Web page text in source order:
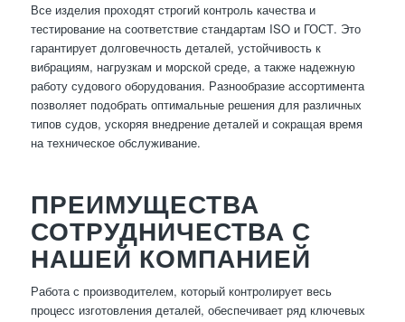
Все изделия проходят строгий контроль качества и
тестирование на соответствие стандартам ISO и ГОСТ. Это
гарантирует долговечность деталей, устойчивость к
вибрациям, нагрузкам и морской среде, а также надежную
работу судового оборудования. Разнообразие ассортимента
позволяет подобрать оптимальные решения для различных
типов судов, ускоряя внедрение деталей и сокращая время
на техническое обслуживание.
ПРЕИМУЩЕСТВА
СОТРУДНИЧЕСТВА С
НАШЕЙ КОМПАНИЕЙ
Работа с производителем, который контролирует весь
процесс изготовления деталей, обеспечивает ряд ключевых